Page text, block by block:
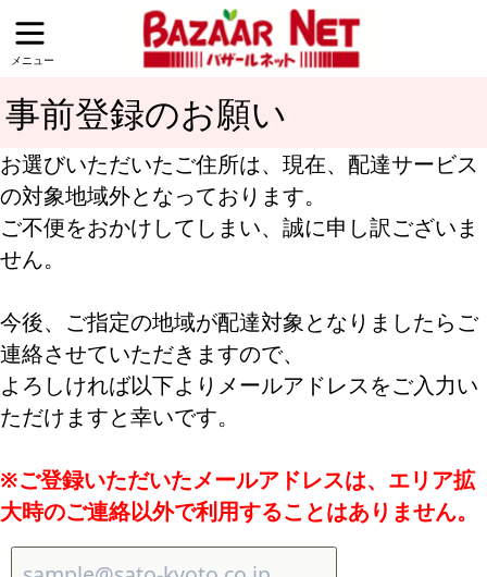
メニュー
事前登録のお願い
お選びいただいたご住所は、現在、配達サービス
の対象地域外となっております。
ご不便をおかけしてしまい、誠に申し訳ございま
せん。
今後、ご指定の地域が配達対象となりましたらご
連絡させていただきますので、
よろしければ以下よりメールアドレスをご入力い
ただけますと幸いです。
※ご登録いただいたメールアドレスは、エリア拡
大時のご連絡以外で利用することはありません。